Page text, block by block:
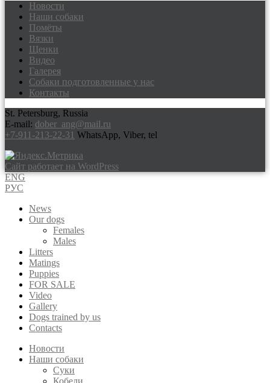
Доберманы питомник Via Felicium,
щенки добермана
Новости
Наши собаки
Помёты
Вязки
Щенки
Видео
Галерея
Собаки подготовленные у нас
Контакты
St. Petersburg, Russia
E-mail: dober_ang@mail.ru
+7-911-213-22-31 WhatsApp, Viber, tel
Сайт работает на WordPress
ENG
РУС
News
Our dogs
Females
Males
Litters
Matings
Puppies
FOR SALE
Video
Gallery
Dogs trained by us
Contacts
Новости
Наши собаки
Суки
Кобели